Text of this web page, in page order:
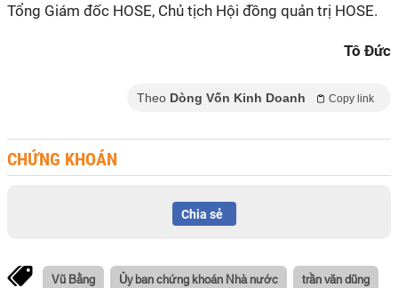
Tổng Giám đốc HOSE, Chủ tịch Hội đồng quản trị HOSE.
Tô Đức
Theo Dòng Vốn Kinh Doanh Copy link
CHỨNG KHOÁN
Chia sẻ
Vũ Bằng Ủy ban chứng khoán Nhà nước trần văn dũng